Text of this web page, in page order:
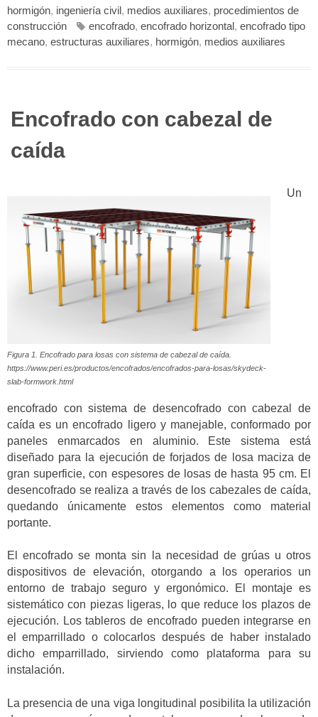
hormigón, ingeniería civil , medios auxiliares, procedimientos de
construcción
encofrado, encofrado horizontal , encofrado tipo
mecano, estructuras auxiliares, hormigón, medios auxiliares
Encofrado con cabezal de
caída
Figura 1. Encofrado para losas con sistema de cabezal de caída.
https://www.peri.es/productos/encofrados/encofrados-para-losas/skydeck-
slab-formwork.html
Un
encofrado con sistema de desencofrado con cabezal de
caída es un encofrado ligero y manejable, conformado por
paneles enmarcados en aluminio. Este sistema está
diseñado para la ejecución de forjados de losa maciza de
gran superficie, con espesores de losas de hasta 95 cm. El
desencofrado se realiza a través de los cabezales de caída,
quedando únicamente estos elementos como material
portante.
El encofrado se monta sin la necesidad de grúas u otros
dispositivos de elevación, otorgando a los operarios un
entorno de trabajo seguro y ergonómico. El montaje es
sistemático con piezas ligeras, lo que reduce los plazos de
ejecución. Los tableros de encofrado pueden integrarse en
el emparrillado o colocarlos después de haber instalado
dicho emparrillado, sirviendo como plataforma para su
instalación.
La presencia de una viga longitudinal posibilita la utilización